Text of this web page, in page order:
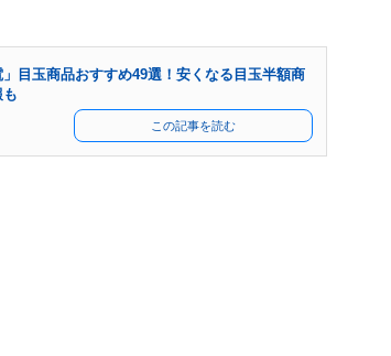
目玉商品おすすめ49選！安くなる目玉半額商
この記事を読む